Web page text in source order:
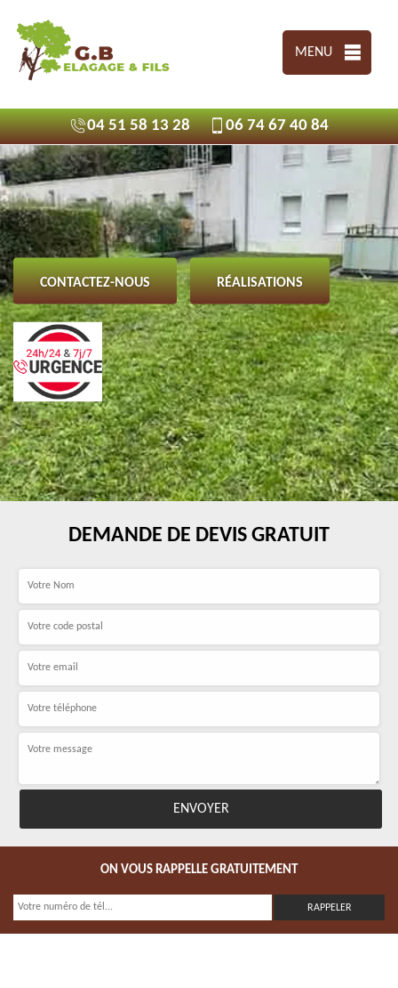
MENU
04 51 58 13 28 06 74 67 40 84
CONTACTEZ-NOUS RÉALISATIONS
DEMANDE DE DEVIS GRATUIT
ON VOUS RAPPELLE GRATUITEMENT